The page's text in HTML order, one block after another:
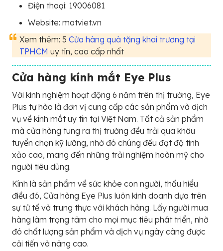
Điện thoại: 19006081
Website: matviet.vn
Xem thêm: 5 Cửa hàng quà tặng khai trương tại
TPHCM uy tín, cao cấp nhất
Cửa hàng kính mắt Eye Plus
Với kinh nghiệm hoạt động 6 năm trên thị trường, Eye
Plus tự hào là đơn vị cung cấp các sản phẩm và dịch
vụ về kính mắt uy tín tại Việt Nam. Tất cả sản phẩm
mà cửa hàng tung ra thị trường đều trải qua khâu
tuyển chọn kỹ lưỡng, nhờ đó chúng đều đạt độ tinh
xảo cao, mang đến những trải nghiệm hoàn mỹ cho
người tiêu dùng.
Kính là sản phẩm về sức khỏe con người, thấu hiểu
điều đó, Cửa hàng Eye Plus luôn kinh doanh dựa trên
sự tử tế và trung thực với khách hàng. Lấy người mua
hàng làm trọng tâm cho mọi mục tiêu phát triển, nhờ
đó chất lượng sản phẩm và dịch vụ ngày càng được
cải tiến và nâng cao.